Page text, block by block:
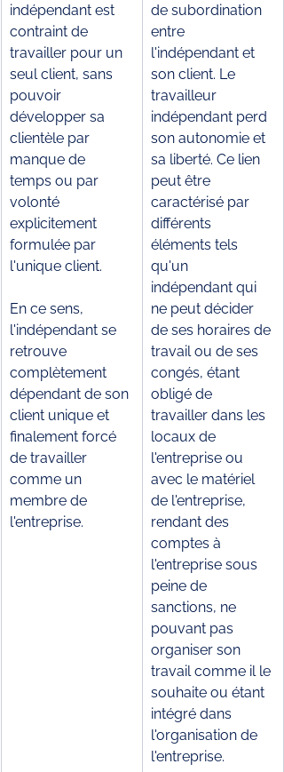
indépendant est
contraint de
travailler pour un
seul client, sans
pouvoir
développer sa
clientèle par
manque de
temps ou par
volonté
explicitement
formulée par
l'unique client.
En ce sens,
l'indépendant se
retrouve
complètement
dépendant de son
client unique et
finalement forcé
de travailler
comme un
membre de
l'entreprise.
de subordination
entre
l'indépendant et
son client. Le
travailleur
indépendant perd
son autonomie et
sa liberté. Ce lien
peut être
caractérisé par
différents
éléments tels
qu'un
indépendant qui
ne peut décider
de ses horaires de
travail ou de ses
congés, étant
obligé de
travailler dans les
locaux de
l'entreprise ou
avec le matériel
de l'entreprise,
rendant des
comptes à
l'entreprise sous
peine de
sanctions, ne
pouvant pas
organiser son
travail comme il le
souhaite ou étant
intégré dans
l'organisation de
l'entreprise.